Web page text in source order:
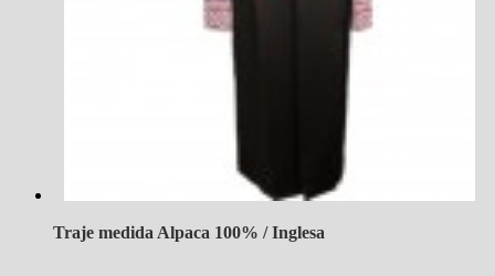
Traje medida Alpaca 100% / Inglesa